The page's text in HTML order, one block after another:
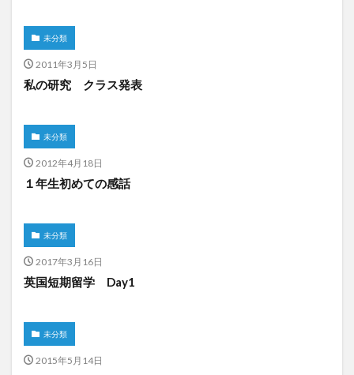
未分類
2011年3月5日
私の研究 クラス発表
未分類
2012年4月18日
１年生初めての感話
未分類
2017年3月16日
英国短期留学 Day1
未分類
2015年5月14日